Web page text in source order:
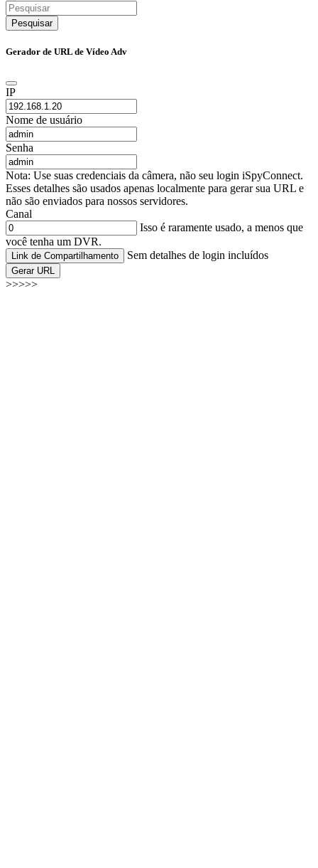
Pesquisar
Gerador de URL de Vídeo Adv
IP
Nome de usuário
Senha
Nota: Use suas credenciais da câmera, não seu login iSpyConnect.
Esses detalhes são usados apenas localmente para gerar sua URL e
não são enviados para nossos servidores.
Canal
Isso é raramente usado, a menos que
você tenha um DVR.
Link de Compartilhamento Sem detalhes de login incluídos
Gerar URL
>>>>>